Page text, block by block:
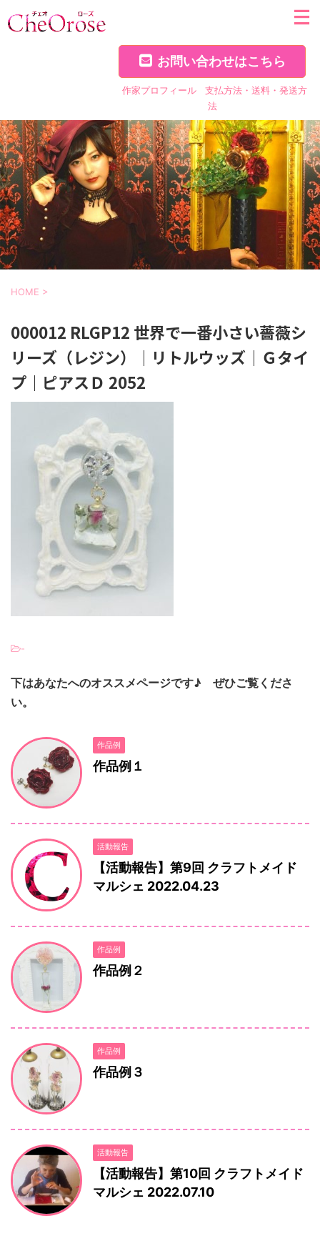
お問い合わせはこちら
作家プロフィール
支払方法・送料・発送方
法
HOME >
000012 RLGP12 世界で一番小さい薔薇シ
リーズ（レジン）｜リトルウッズ｜Ｇタイ
プ｜ピアスＤ 2052
-
下はあなたへのオススメページです♪ ぜひご覧くださ
い。
作品例
作品例１
活動報告
【活動報告】第9回 クラフトメイド
マルシェ 2022.04.23
作品例
作品例２
作品例
作品例３
活動報告
【活動報告】第10回 クラフトメイド
マルシェ 2022.07.10